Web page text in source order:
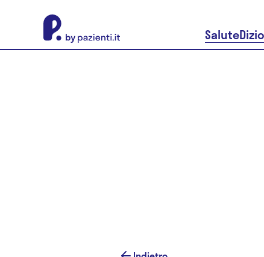
Salute